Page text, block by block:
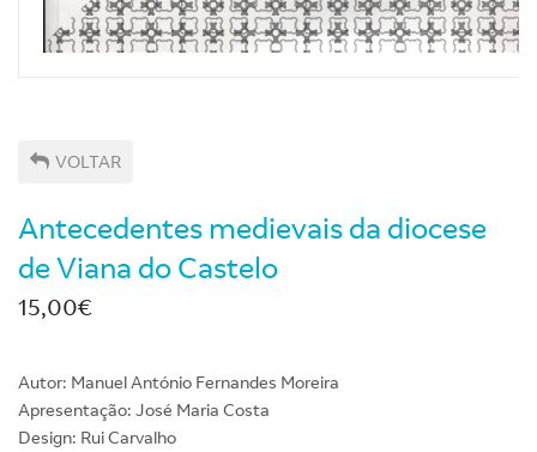
VOLTAR
Antecedentes medievais da diocese
de Viana do Castelo
15,00€
Autor: Manuel António Fernandes Moreira
Apresentação: José Maria Costa
Design: Rui Carvalho